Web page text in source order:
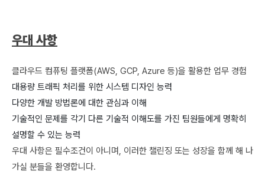
우대 사항
클라우드 컴퓨팅 플랫폼(AWS, GCP, Azure 등)을 활용한 업무 경험
대용량 트래픽 처리를 위한 시스템 디자인 능력
다양한 개발 방법론에 대한 관심과 이해
기술적인 문제를 각기 다른 기술적 이해도를 가진 팀원들에게 명확히
설명할 수 있는 능력
우대 사항은 필수조건이 아니며, 이러한 챌린징 또는 성장을 함께 해 나
가실 분들을 환영합니다.